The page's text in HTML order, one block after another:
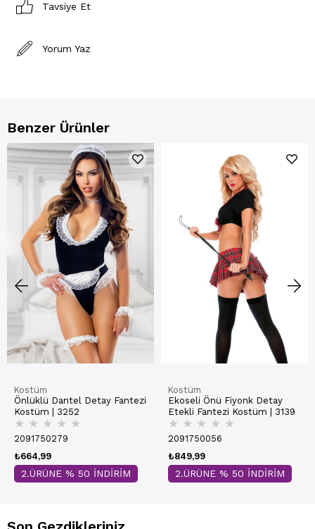
Tavsiye Et
Yorum Yaz
Benzer Ürünler
Kostüm
Önlüklü Dantel Detay Fantezi
Kostüm | 3252
★ ★ ★ ★ ★
2091750279
₺664,99
2.ÜRÜNE % 50 İNDİRİM
Kostüm
Ekoseli Önü Fiyonk Detay
Etekli Fantezi Kostüm | 3139
★ ★ ★ ★ ★
2091750056
₺849,99
2.ÜRÜNE % 50 İNDİRİM